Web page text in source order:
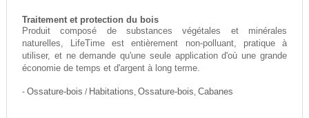
Traitement et protection du bois
Produit composé de substances végétales et minérales
naturelles, LifeTime est entièrement non-polluant, pratique à
utiliser, et ne demande qu'une seule application d'où une grande
économie de temps et d'argent à long terme.
- Ossature-bois / Habitations, Ossature-bois, Cabanes